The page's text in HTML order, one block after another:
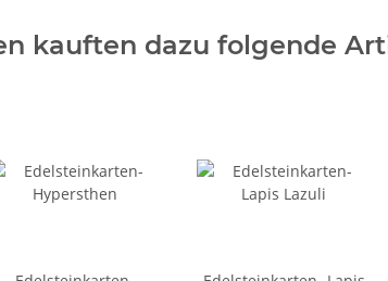
kauften dazu folgende